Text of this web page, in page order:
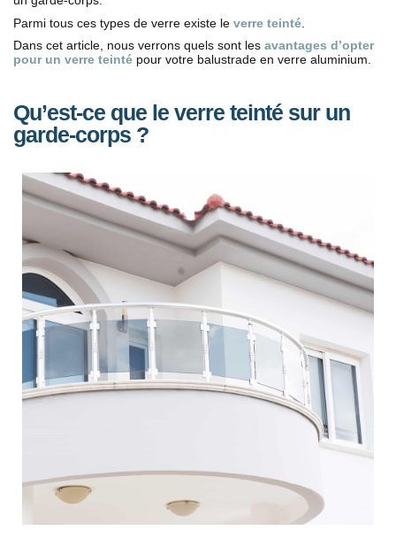
Parmi tous ces types de verre existe le verre teinté
Dans cet article, nous verrons quels sont les avantages d’opter
pour un verre teinté pour votre balustrade en verre aluminium.
Qu’est-ce que le verre teinté sur un
garde-corps ?